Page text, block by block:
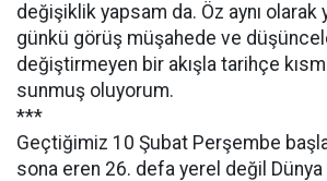
değişiklik yapsam da. Öz aynı olarak
günkü görüş müşahede ve
değiştirmeyen bir akışla tarihçe
sunmuş oluyorum.
***
Geçtiğimiz 10 Şubat Perşembe
sona eren 26. defa yerel değil Dünya